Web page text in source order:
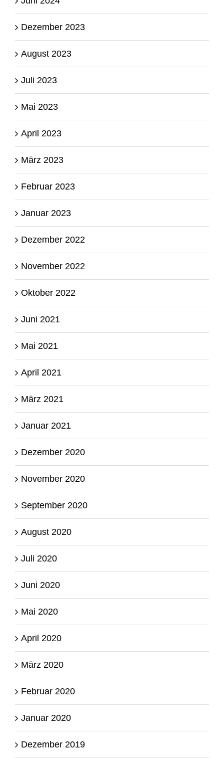
Dezember 2023
August 2023
Juli 2023
Mai 2023
April 2023
März 2023
Februar 2023
Januar 2023
Dezember 2022
November 2022
Oktober 2022
Juni 2021
Mai 2021
April 2021
März 2021
Januar 2021
Dezember 2020
November 2020
September 2020
August 2020
Juli 2020
Juni 2020
Mai 2020
April 2020
März 2020
Februar 2020
Januar 2020
Dezember 2019